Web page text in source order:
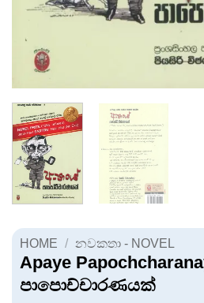
HOME / නවකතා - NOVEL
Apaye
පාපොච්චාරණයක්